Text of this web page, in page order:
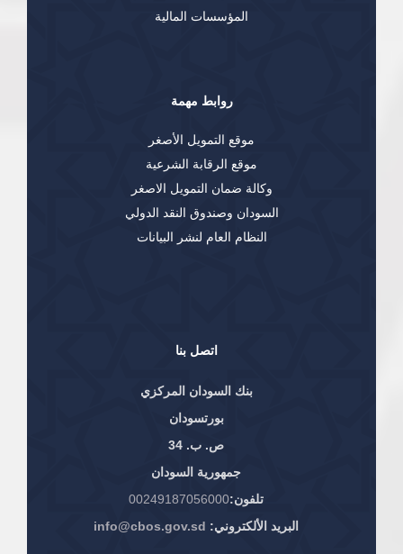
اتصل بنا
بنك السودان المركزي
بورتسودان
ص. ب. 34
جمهورية السودان
تلفون:00249187056000
البريد الألكتروني: info@cbos.gov.sd
المؤسسات المالية
روابط مهمة
موقع التمويل الأصغر
موقع الرقابة الشرعية
وكالة ضمان التمويل الاصغر
السودان وصندوق النقد الدولي
النظام العام لنشر البيانات